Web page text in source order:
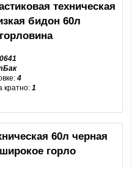
техническая
бидон 60л
4
кратно: 1
60л черная
горло